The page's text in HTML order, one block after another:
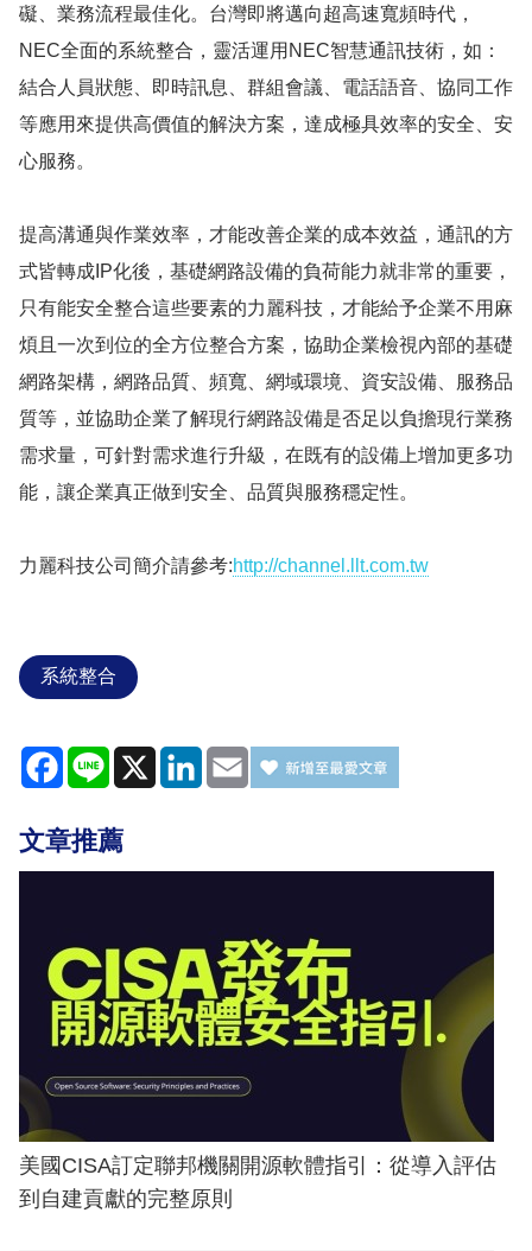
礙、業務流程最佳化。台灣即將邁向超高速寬頻時代，
NEC全面的系統整合，靈活運用NEC智慧通訊技術，如：
結合人員狀態、即時訊息、群組會議、電話語音、協同工作
等應用來提供高價值的解決方案，達成極具效率的安全、安
心服務。
提高溝通與作業效率，才能改善企業的成本效益，通訊的方
式皆轉成IP化後，基礎網路設備的負荷能力就非常的重要，
只有能安全整合這些要素的力麗科技，才能給予企業不用麻
煩且一次到位的全方位整合方案，協助企業檢視內部的基礎
網路架構，網路品質、頻寬、網域環境、資安設備、服務品
質等，並協助企業了解現行網路設備是否足以負擔現行業務
需求量，可針對需求進行升級，在既有的設備上增加更多功
能，讓企業真正做到安全、品質與服務穩定性。
力麗科技公司簡介請參考:http://channel.llt.com.tw
系統整合
Facebook
Line X LinkedIn
Email
文章推薦
美國CISA訂定聯邦機關開源軟體指引：從導入評估
到自建貢獻的完整原則